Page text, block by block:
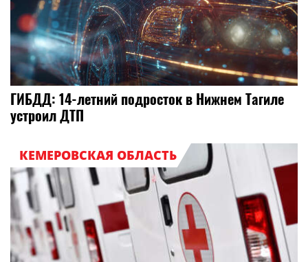
ГИБДД: 14-летний подросток в Нижнем Тагиле
устроил ДТП
КЕМЕРОВСКАЯ ОБЛАСТЬ